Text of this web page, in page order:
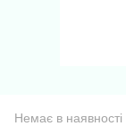
Немає в наявності